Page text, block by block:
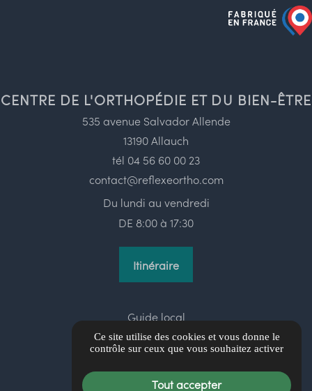
CENTRE DE L'ORTHOPÉDIE ET DU BIEN-ÊTRE
535 avenue Salvador Allende
13190 Allauch
tél 04 56 60 00 23
contact@reflexeortho.com
Du lundi au vendredi
DE 8:00 à 17:30
Itinéraire
Guide local
Informations complémentaires
Mentions légales
Politique de confidentialité
Ce site utilise des cookies et vous donne le
contrôle sur ceux que vous souhaitez activer
Tout accepter